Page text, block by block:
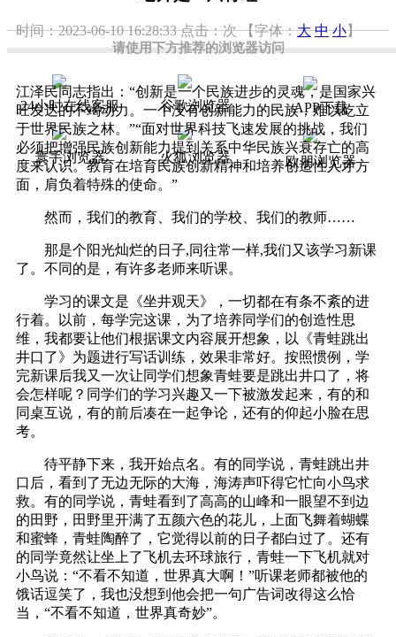
请使用下方推荐的浏览器访问
24小时在线客服 谷歌浏览器 APP下载
寰宇浏览器 火狐浏览器 欧朋浏览器
时间：2023-06-10 16:28:33点击：次 【字体：大 中 小】
江泽民同志指出：“创新是一个民族进步的灵魂，是国家兴
旺发达的不竭动力。一个没有创新能力的民族，难以屹立
于世界民族之林。”“面对世界科技飞速发展的挑战，我们
必须把增强民族创新能力提到关系中华民族兴衰存亡的高
度来认识。教育在培育民族创新精神和培养创造性人才方
面，肩负着特殊的使命。”
然而，我们的教育、我们的学校、我们的教师……
那是个阳光灿烂的日子,同往常一样,我们又该学习新课
了。不同的是，有许多老师来听课。
学习的课文是《坐井观天》，一切都在有条不紊的进
行着。以前，每学完这课，为了培养同学们的创造性思
维，我都要让他们根据课文内容展开想象，以《青蛙跳出
井口了》为题进行写话训练，效果非常好。按照惯例，学
完新课后我又一次让同学们想象青蛙要是跳出井口了，将
会怎样呢？同学们的学习兴趣又一下被激发起来，有的和
同桌互说，有的前后凑在一起争论，还有的仰起小脸在思
考。
待平静下来，我开始点名。有的同学说，青蛙跳出井
口后，看到了无边无际的大海，海涛声吓得它忙向小鸟求
救。有的同学说，青蛙看到了高高的山峰和一眼望不到边
的田野，田野里开满了五颜六色的花儿，上面飞舞着蝴蝶
和蜜蜂，青蛙陶醉了，它觉得以前的日子都白过了。还有
的同学竟然让坐上了飞机去环球旅行，青蛙一下飞机就对
小鸟说：“不看不知道，世界真大啊！”听课老师都被他的
饿话逗笑了，我也没想到他会把一句广告词改得这么恰
当，“不看不知道，世界真奇妙”。